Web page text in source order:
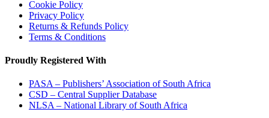
Cookie Policy
Privacy Policy
Returns & Refunds Policy
Terms & Conditions
Proudly Registered With
PASA – Publishers’ Association of South Africa
CSD – Central Supplier Database
NLSA – National Library of South Africa